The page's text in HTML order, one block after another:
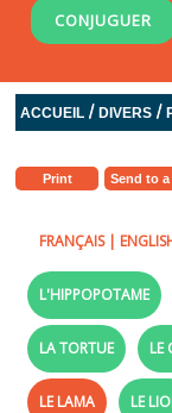
CONJUGUER
ACCUEIL /DIVERS /
Print Send to
FRANÇAIS|
L'HIPPOPOTAME
LA TORTUE LE
LE LAMA LE